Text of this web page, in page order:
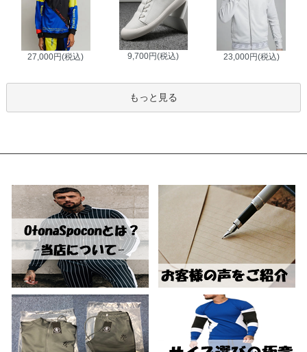
27,000円(税込) 9,700円(税込) 23,000円(税込)
もっと見る